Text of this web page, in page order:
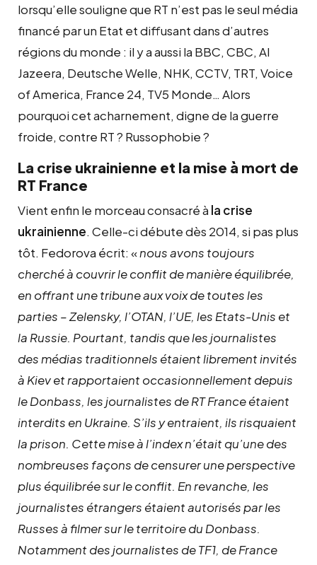
lorsqu’elle souligne que RT n’est pas le seul média
financé par un Etat et diffusant dans d’autres
régions du monde : il y a aussi la BBC, CBC, Al
Jazeera, Deutsche Welle, NHK, CCTV, TRT, Voice
of America, France 24, TV5 Monde… Alors
pourquoi cet acharnement, digne de la guerre
froide, contre RT ? Russophobie ?
La crise ukrainienne et la mise à mort de
RT France
Vient enfin le morceau consacré à la crise
ukrainienne. Celle-ci débute dès 2014, si pas plus
tôt. Fedorova écrit: «nous avons toujours
cherché à couvrir le conflit de manière équilibrée,
en offrant une tribune aux voix de toutes les
parties – Zelensky, l’OTAN, l’UE, les Etats-Unis et
la Russie. Pourtant, tandis que les journalistes
des médias traditionnels étaient librement invités
à Kiev et rapportaient occasionnellement depuis
le Donbass, les journalistes de RT France étaient
interdits en Ukraine. S’ils y entraient, ils risquaient
la prison. Cette mise à l’index n’était qu’une des
nombreuses façons de censurer une perspective
plus équilibrée sur le conflit. En revanche, les
journalistes étrangers étaient autorisés par les
Russes à filmer sur le territoire du Donbass.
Notamment des journalistes de TF1, de France